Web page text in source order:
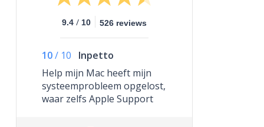
9.4 / 10 526 reviews
10/ 10
Inpetto
Help mijn Mac heeft mijn
systeemprobleem opgelost,
waar zelfs Apple Support